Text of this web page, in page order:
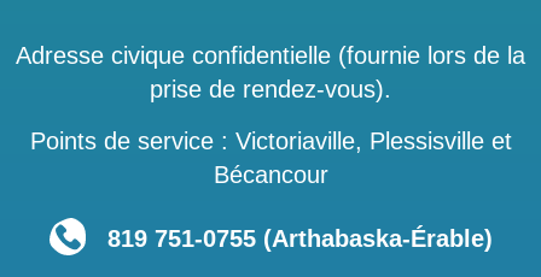
Adresse civique confidentielle (fournie lors de la
prise de rendez-vous).
Points de service : Victoriaville, Plessisville et
Bécancour
819 751‑0755 (Arthabaska-Érable)